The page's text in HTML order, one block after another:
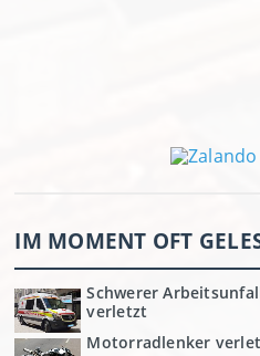
IM MOMENT OFT
Schwerer
verletzt
Motorradlenker